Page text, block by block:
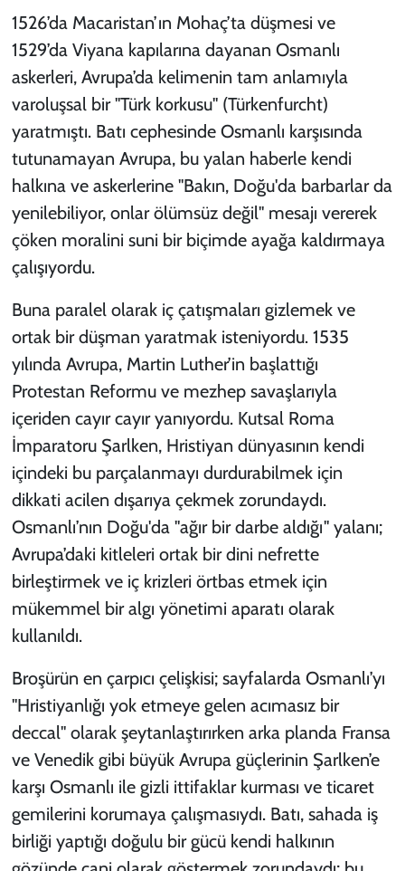
1526’da Macaristan’ın Mohaç’ta düşmesi ve
1529’da Viyana kapılarına dayanan Osmanlı
askerleri, Avrupa’da kelimenin tam anlamıyla
varoluşsal bir "Türk korkusu" (Türkenfurcht)
yaratmıştı. Batı cephesinde Osmanlı karşısında
tutunamayan Avrupa, bu yalan haberle kendi
halkına ve askerlerine "Bakın, Doğu'da barbarlar da
yenilebiliyor, onlar ölümsüz değil" mesajı vererek
çöken moralini suni bir biçimde ayağa kaldırmaya
çalışıyordu.
Buna paralel olarak iç çatışmaları gizlemek ve
ortak bir düşman yaratmak isteniyordu. 1535
yılında Avrupa, Martin Luther’in başlattığı
Protestan Reformu ve mezhep savaşlarıyla
içeriden cayır cayır yanıyordu. Kutsal Roma
İmparatoru Şarlken, Hristiyan dünyasının kendi
içindeki bu parçalanmayı durdurabilmek için
dikkati acilen dışarıya çekmek zorundaydı.
Osmanlı’nın Doğu'da "ağır bir darbe aldığı" yalanı;
Avrupa’daki kitleleri ortak bir dini nefrette
birleştirmek ve iç krizleri örtbas etmek için
mükemmel bir algı yönetimi aparatı olarak
kullanıldı.
Broşürün en çarpıcı çelişkisi; sayfalarda Osmanlı’yı
"Hristiyanlığı yok etmeye gelen acımasız bir
deccal" olarak şeytanlaştırırken arka planda Fransa
ve Venedik gibi büyük Avrupa güçlerinin Şarlken’e
karşı Osmanlı ile gizli ittifaklar kurması ve ticaret
gemilerini korumaya çalışmasıydı. Batı, sahada iş
birliği yaptığı doğulu bir gücü kendi halkının